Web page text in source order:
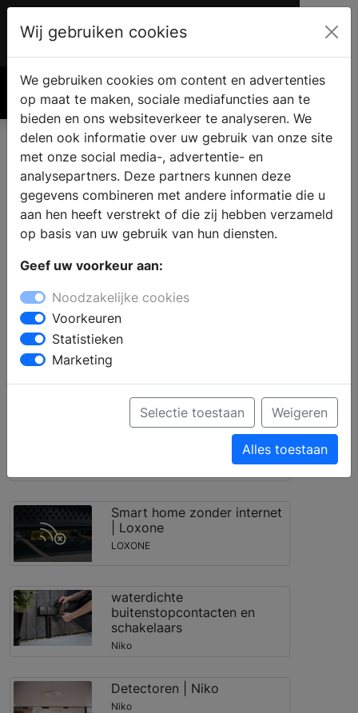
Account
Zoek
Producten
Filter op Merk
Filter op Onderwerp
Filter toepassen
AC Control Air | Loxone
Smart home zonder internet
| Loxone
LOXONE
waterdichte
buitenstopcontacten en
schakelaars
Niko
Detectoren | Niko
Niko
Wij gebruiken cookies
We gebruiken cookies om content en advertenties
op maat te maken, sociale mediafuncties aan te
bieden en ons websiteverkeer te analyseren. We
delen ook informatie over uw gebruik van onze site
met onze social media-, advertentie- en
analysepartners. Deze partners kunnen deze
gegevens combineren met andere informatie die u
aan hen heeft verstrekt of die zij hebben verzameld
op basis van uw gebruik van hun diensten.
Geef uw voorkeur aan:
Noodzakelijke cookies
Voorkeuren
Statistieken
Marketing
Selectie toestaan Weigeren
Alles toestaan